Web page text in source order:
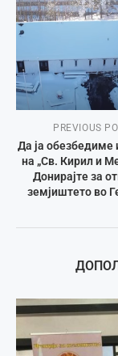
PREVIOUS
Да ја обезбедиме
на „Св. Кирил и
Донирајте за
земјиштето во